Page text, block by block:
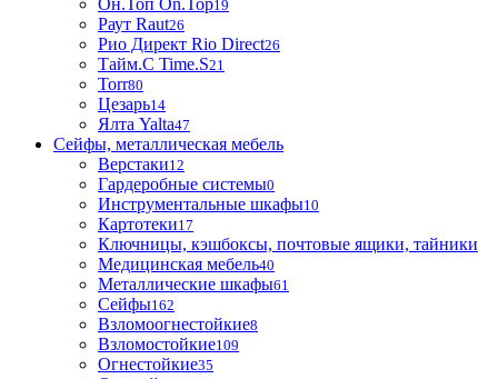
Он.Топ On.Top19
Раут Raut26
Рио Директ Rio Direct26
Тайм.С Time.S21
Torr80
Цезарь14
Ялта Yalta47
Сейфы, металлическая мебель
Верстаки12
Гардеробные системы0
Инструментальные шкафы10
Картотеки17
Ключницы, кэшбоксы, почтовые ящики, тайники
Медицинская мебель40
Металлические шкафы61
Сейфы162
Взломоогнестойкие8
Взломостойкие109
Огнестойкие35